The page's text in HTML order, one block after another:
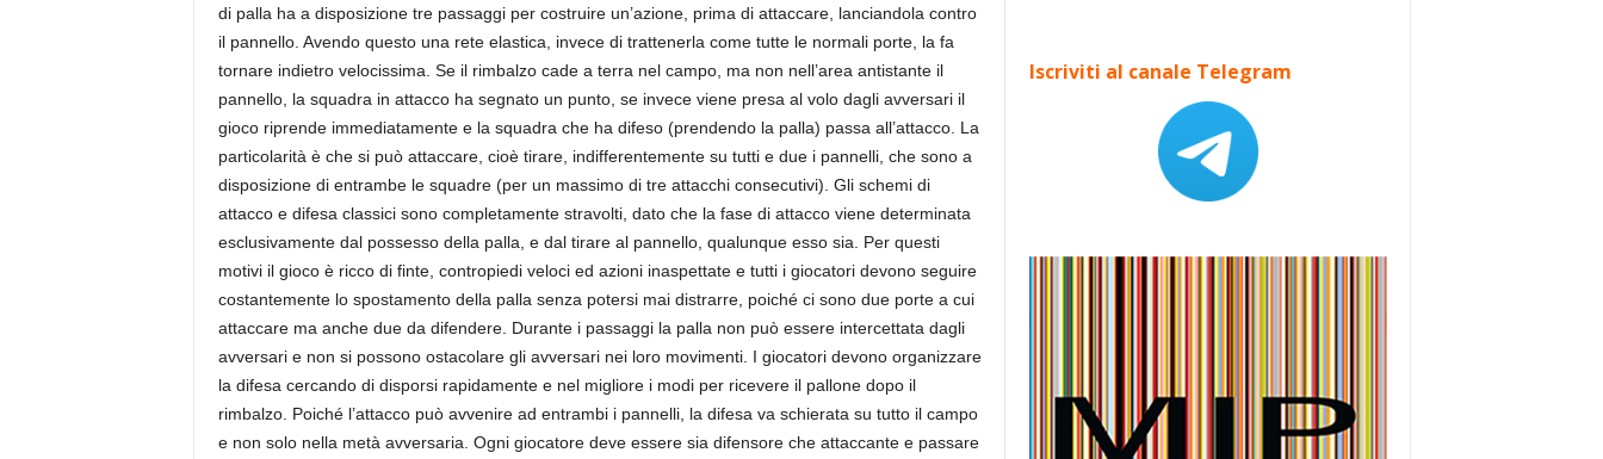
di palla ha a disposizione tre passaggi per costruire un’azione, prima di attaccare, lanciandola contro
il pannello. Avendo questo una rete elastica, invece di trattenerla come tutte le normali porte, la fa
tornare indietro velocissima. Se il rimbalzo cade a terra nel campo, ma non nell’area antistante il
pannello, la squadra in attacco ha segnato un punto, se invece viene presa al volo dagli avversari il
gioco riprende immediatamente e la squadra che ha difeso (prendendo la palla) passa all’attacco. La
particolarità è che si può attaccare, cioè tirare, indifferentemente su tutti e due i pannelli, che sono a
disposizione di entrambe le squadre (per un massimo di tre attacchi consecutivi). Gli schemi di
attacco e difesa classici sono completamente stravolti, dato che la fase di attacco viene determinata
esclusivamente dal possesso della palla, e dal tirare al pannello, qualunque esso sia. Per questi
motivi il gioco è ricco di finte, contropiedi veloci ed azioni inaspettate e tutti i giocatori devono seguire
costantemente lo spostamento della palla senza potersi mai distrarre, poiché ci sono due porte a cui
attaccare ma anche due da difendere. Durante i passaggi la palla non può essere intercettata dagli
avversari e non si possono ostacolare gli avversari nei loro movimenti. I giocatori devono organizzare
la difesa cercando di disporsi rapidamente e nel migliore i modi per ricevere il pallone dopo il
rimbalzo. Poiché l’attacco può avvenire ad entrambi i pannelli, la difesa va schierata su tutto il campo
e non solo nella metà avversaria. Ogni giocatore deve essere sia difensore che attaccante e passare
Iscriviti al canale Telegram